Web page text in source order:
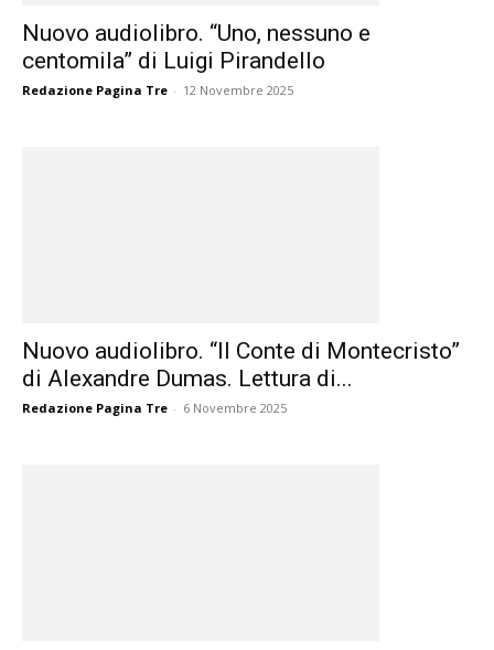
Nuovo audiolibro. “Uno, nessuno e
centomila” di Luigi Pirandello
Redazione Pagina Tre - 12 Novembre 2025
Nuovo audiolibro. “Il Conte di Montecristo”
di Alexandre Dumas. Lettura di...
Redazione Pagina Tre - 6 Novembre 2025